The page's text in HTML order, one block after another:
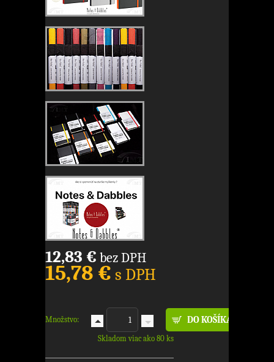
12,83 € bez DPH
15,78 € s DPH
Množstvo:
Skladom viac ako 80 ks